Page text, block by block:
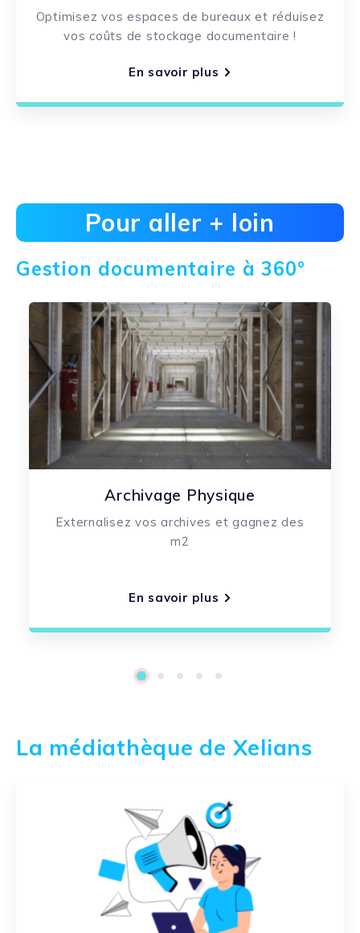
Optimisez vos espaces de bureaux et réduisez
vos coûts de stockage documentaire !
En savoir plus
Pour aller + loin
Gestion documentaire à 360°
Archivage Physique
Externalisez vos archives et gagnez des
m2
En savoir plus
La médiathèque de Xelians